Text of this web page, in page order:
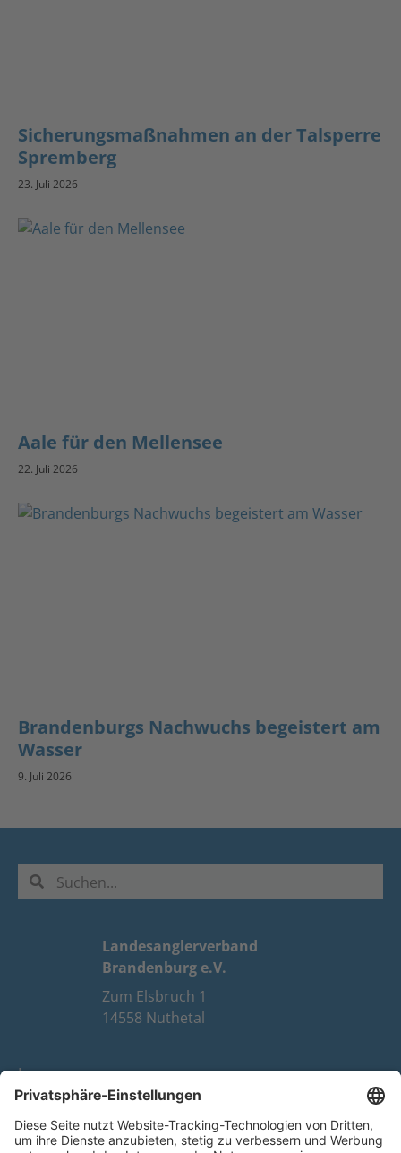
Sicherungsmaßnahmen an der Talsperre
Spremberg
23. Juli 2026
Aale für den Mellensee
22. Juli 2026
Brandenburgs Nachwuchs begeistert am
Wasser
9. Juli 2026
Landesanglerverband
Brandenburg e.V.
Zum Elsbruch 1
14558 Nuthetal
Impressum
Datenschutz
FAQ